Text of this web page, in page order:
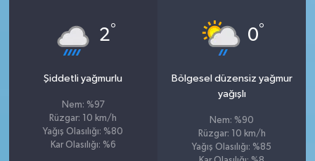
2°
Şiddetli yağmurlu
Nem: %97
Rüzgar: 10 km/h
Yağış Olasılığı: %80
Kar Olasılığı: %6
0°
Bölgesel düzensiz yağmur
yağışlı
Nem: %90
Rüzgar: 10 km/h
Yağış Olasılığı: %85